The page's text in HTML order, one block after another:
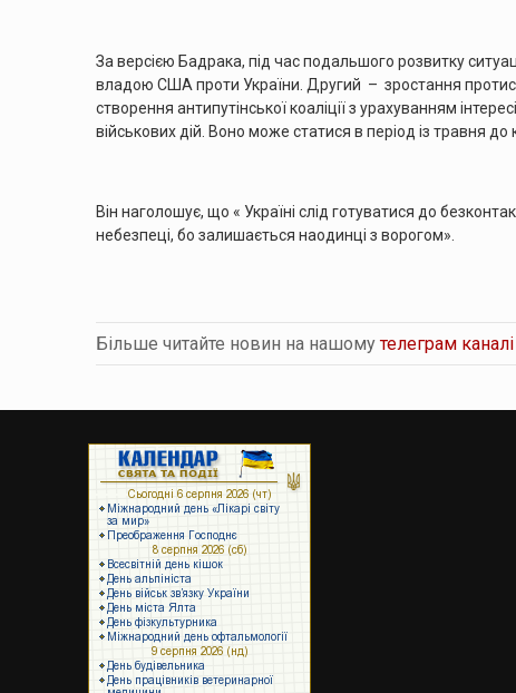
За версією Бадрака, під час подальшого розвитку
владою США проти України. Другий – зростання
створення антипутінської коаліції з урахуванням
військових дій. Воно може статися в період із травня до
Він наголошує, що « Україні слід готуватися до
небезпеці, бо залишається наодинці з ворогом».
Більше читайте новин на нашомутелеграм каналі